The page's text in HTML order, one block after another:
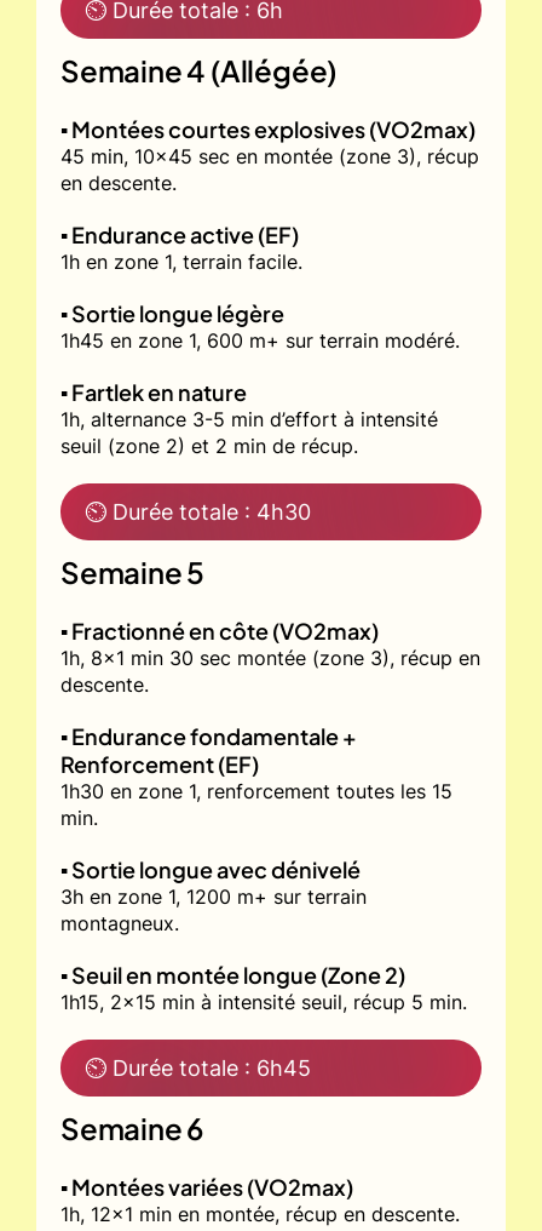
⏲ Durée totale : 6h
Semaine 4 (Allégée)
▪️ Montées courtes explosives (VO2max)
45 min, 10x45 sec en montée (zone 3), récup
en descente.
▪️ Endurance active (EF)
1h en zone 1, terrain facile.
▪️ Sortie longue légère
1h45 en zone 1, 600 m+ sur terrain modéré.
▪️ Fartlek en nature
1h, alternance 3-5 min d’effort à intensité
seuil (zone 2) et 2 min de récup.
⏲ Durée totale : 4h30
Semaine 5
▪️ Fractionné en côte (VO2max)
1h, 8x1 min 30 sec montée (zone 3), récup en
descente.
▪️ Endurance fondamentale +
Renforcement (EF)
1h30 en zone 1, renforcement toutes les 15
min.
▪️ Sortie longue avec dénivelé
3h en zone 1, 1200 m+ sur terrain
montagneux.
▪️ Seuil en montée longue (Zone 2)
1h15, 2x15 min à intensité seuil, récup 5 min.
⏲ Durée totale : 6h45
Semaine 6
▪️ Montées variées (VO2max)
1h, 12x1 min en montée, récup en descente.